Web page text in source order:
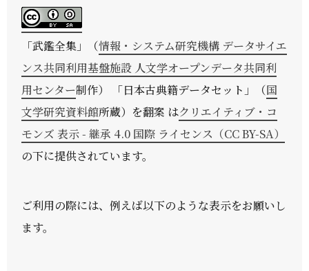
「武鑑全集 」（情報・システム研究機構 データサイエ
ンス共同利用基盤施設 人文学オープンデータ共同利
用センター制作） 「日本古典籍データセット」（国
文学研究資料館所蔵）を翻案 はクリエイティブ・コ
モンズ 表示 - 継承 4.0 国際 ライセンス（CC BY-SA）
の下に提供されています。
ご利用の際には、例えば以下のような表示をお願いし
ます。